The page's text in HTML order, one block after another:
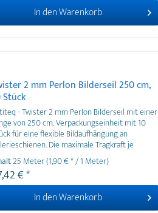
In denWarenkorb
2 mm Perlon Bilderseil 250 cm,
Stück
- Twister 2 mm Perlon Bilderseil mit einer
von 250 cm. Verpackungseinheit mit 10
für eine flexible Bildaufhängung an
Die maximale Tragkraft je
beträgt 20 kg. Die Twister Seile sind
allen Artiteq Bilderhaken kompatibel.
25 Meter(1,90 € * / 1 Meter)
€ *
In denWarenkorb